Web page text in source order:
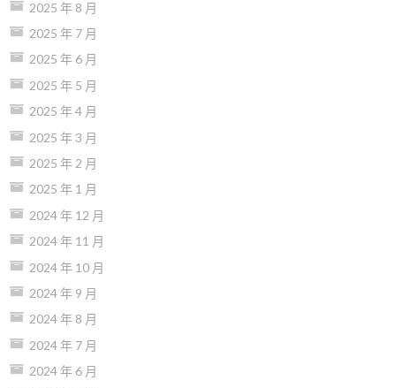
2025 年 8 月
2025 年 7 月
2025 年 6 月
2025 年 5 月
2025 年 4 月
2025 年 3 月
2025 年 2 月
2025 年 1 月
2024 年 12 月
2024 年 11 月
2024 年 10 月
2024 年 9 月
2024 年 8 月
2024 年 7 月
2024 年 6 月